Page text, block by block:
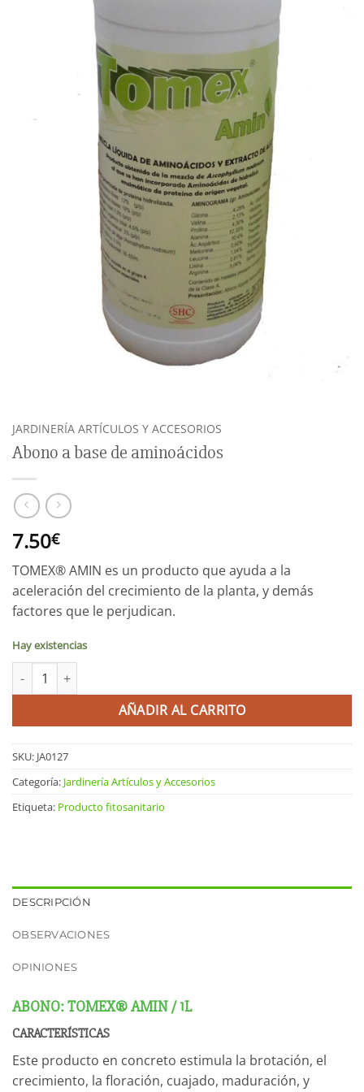
JARDINERÍA ARTÍCULOS Y ACCESORIOS
Abono a base de aminoácidos
7.50€
TOMEX® AMIN es un producto que ayuda a la
aceleración del crecimiento de la planta, y demás
factores que le perjudican.
Hay existencias
Abono a base de aminoácidos cantidad
AÑADIR AL CARRITO
SKU: JA0127
Categoría: Jardinería Artículos y Accesorios
Etiqueta: Producto fitosanitario
DESCRIPCIÓN
OBSERVACIONES
OPINIONES
ABONO: TOMEX® AMIN / 1L
CARACTERÍSTICAS
Este producto en concreto estimula la brotación, el
crecimiento, la floración, cuajado, maduración, y